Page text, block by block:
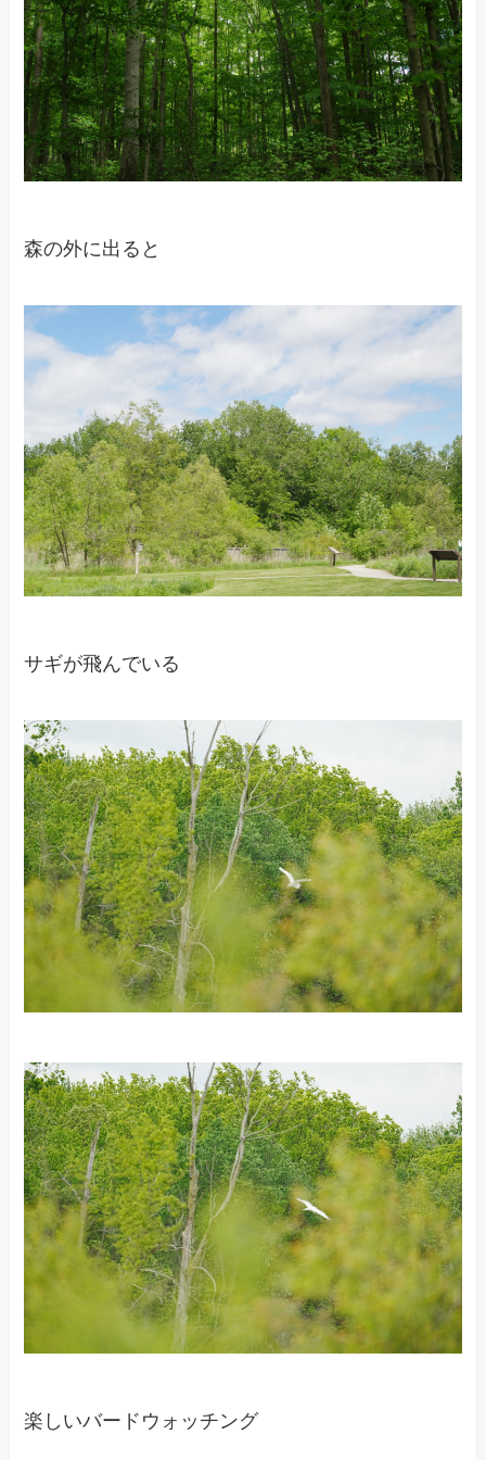
森の外に出ると
サギが飛んでいる
楽しいバードウォッチング